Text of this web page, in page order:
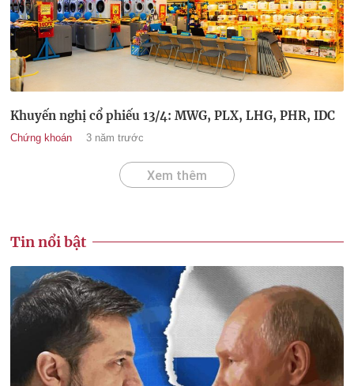
Khuyến nghị cổ phiếu 13/4: MWG, PLX, LHG, PHR, IDC
Chứng khoán 3 năm trước
Xem thêm
Tin nổi bật